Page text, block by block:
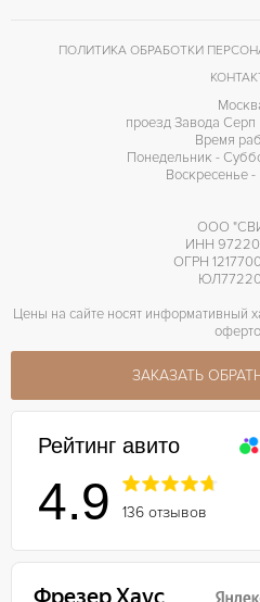
ПОЛИТИКА ОБРАБОТКИ
проезд Завода Серп
Время
Понедельник -
Воскресенье -
ООО
ИНН
ОГРН
Цены на сайте носят информативный
ЗАКАЗАТЬ
Рейтинг авито
4.9 136 отзывов